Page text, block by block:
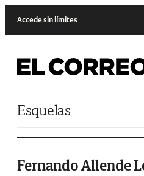
Accede sin límites
Esquelas
Fernando Allende